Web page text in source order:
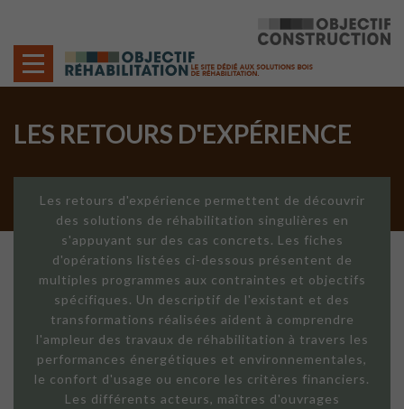
LES RETOURS D'EXPÉRIENCE
Les retours d'expérience permettent de découvrir
des solutions de réhabilitation singulières en
s'appuyant sur des cas concrets. Les fiches
d'opérations listées ci-dessous présentent de
multiples programmes aux contraintes et objectifs
spécifiques. Un descriptif de l'existant et des
transformations réalisées aident à comprendre
l'ampleur des travaux de réhabilitation à travers les
performances énergétiques et environnementales,
le confort d'usage ou encore les critères financiers.
Les différents acteurs, maîtres d'ouvrages